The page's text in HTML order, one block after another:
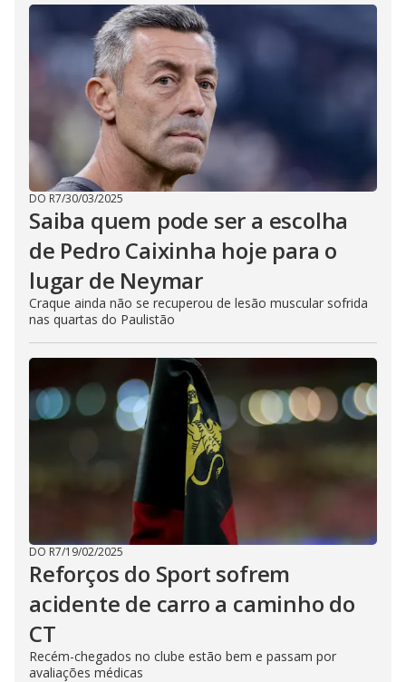
DO R7/30/03/2025
Saiba quem pode ser a escolha
de Pedro Caixinha hoje para o
lugar de Neymar
Craque ainda não se recuperou de lesão muscular sofrida
nas quartas do Paulistão
DO R7/19/02/2025
Reforços do Sport sofrem
acidente de carro a caminho do
CT
Recém-chegados no clube estão bem e passam por
avaliações médicas